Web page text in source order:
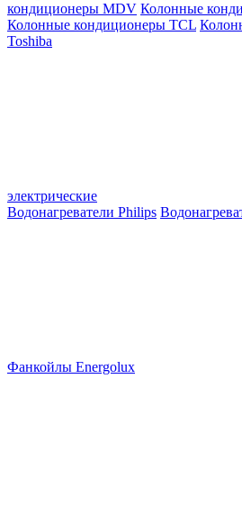
кондиционеры MDV Колонные
Колонные кондиционеры TCL
Toshiba
электрические
Водонагреватели Philips
Фанкойлы Energolux